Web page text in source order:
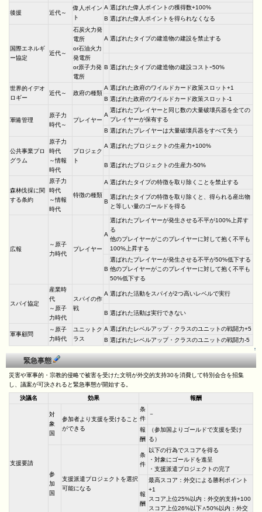
後援 近代～
偉人ポイン
ト
A 選ばれた偉人ポイントの獲得数+100%
B 選ばれた偉人ポイントを得られなくなる
国際エネルギ
ー協定
近代～
石炭火力発
電所
or石油火力
発電所
or原子力発
電所
A 選ばれたタイプの建造物の建設を禁止する
B 選ばれたタイプの建造物の建設コストｰ50%
世界的イデオ
ロギー
近代～ 政府の種類
A 選ばれた政府のワイルドカード政策スロット+1
B 選ばれた政府のワイルドカード政策スロット-1
軍備管理
原子力
時代～
プレイヤー
A
選ばれたプレイヤーと同じ数の大量破壊兵器を全ての
プレイヤーが保有する
B 選ばれたプレイヤーは大量破壊兵器をすべて失う
公共事業プロ
グラム
原子力
時代
～情報
時代
プロジェク
ト
A 選ばれたプロジェクトの生産力+100%
B 選ばれたプロジェクトの生産力-50%
森林伐採に関
する条約
原子力
時代
～情報
時代
特徴の種類
A 選ばれたタイプの特徴を取り除くことを禁止する
B
選ばれたタイプの特徴を取り除くと、得られる産出物
と等しい量のゴールドを得る
広報
～原子
力時代
プレイヤー
A
選ばれたプレイヤーが発生させる不平が100%上昇す
る
他のプレイヤーがこのプレイヤーに対して抱く不平も
100%上昇する
B
選ばれたプレイヤーが発生させる不平が50%低下する
他のプレイヤーがこのプレイヤーに対して抱く不平も
50%低下する
スパイ協定
産業時
代
～原子
力時代
スパイの作
戦
A 選ばれた活動をスパイが2つ高いレベルで実行
B 選ばれた活動は実行できない
軍事顧問
～原子
力時代
ユニットク
ラス
A 選ばれたレベルアップ・クラスのユニットの戦闘力+5
B 選ばれたレベルアップ・クラスのユニットの戦闘力-5
↑
緊急事態
災害や軍事的・宗教的侵略で被害を受けた文明が外交的支持30を消費して特別会合を招集
し、議案が可決されると緊急事態が開始する。
決議名 効果 報酬
支援要請
対
象
国
参加者より支援を受けること
ができる
条
件
－
報
酬
（参加国よりゴールドで支援を受け
る）
参
加
国
支援派遣プロジェクトを選択
可能になる
条
件
以下の行為でスコアを得る
・対象にゴールドを進呈
・支援派遣プロジェクトの完了
報
酬
最高スコア：外交による勝利ポイント
+1
スコア上位25%以内：外交的支持+100
スコア上位26%以下∧50%以内：外交